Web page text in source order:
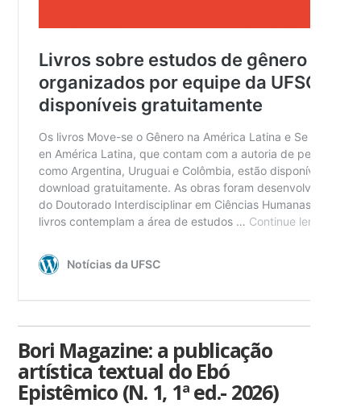
Bori Magazine: a publicação
artística textual do Ebó
Epistêmico (N. 1, 1ª ed.- 2026)